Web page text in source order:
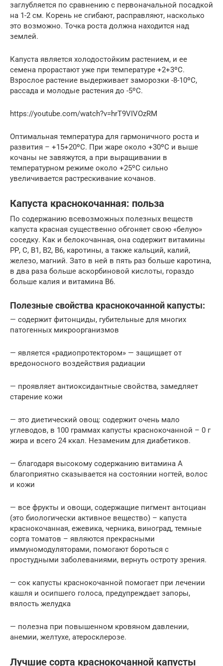
заглубляется по сравнению с первоначальной посадкой
на 1-2 см. Корень не сгибают, расправляют, насколько
это возможно. Точка роста должна находится над
землей.
Капуста является холодостойким растением, и ее
семена прорастают уже при температуре +2+3ºС.
Взрослое растение выдерживает заморозки -8-10ºС,
рассада и молодые растения до -5ºC.
https://youtube.com/watch?v=hrT9VIVOzRM
Оптимальная температура для гармоничного роста и
развития – +15+20ºС. При жаре около +30ºС и выше
кочаны не завяжутся, а при выращивании в
температурном режиме около +25ºС сильно
увеличивается растрескивание кочанов.
Капуста краснокочанная: польза
По содержанию всевозможных полезных веществ
капуста красная существенно обгоняет свою «белую»
соседку. Как и белокочанная, она содержит витамины
РР, С, В1, В2, В6, каротины, а также кальций, калий,
железо, магний. Зато в ней в пять раз больше каротина,
в два раза больше аскорбиновой кислоты, гораздо
больше калия и витамина В6.
Полезные свойства краснокочанной капусты:
— содержит фитонциды, губительные для многих
патогенных микроорганизмов
— является «радиопротектором» — защищает от
вредоносного воздействия радиации
— проявляет антиоксидантные свойства, замедляет
старение кожи
— это диетический овощ: содержит очень мало
углеводов, в 100 граммах капусты краснокочанной – 0 г
жира и всего 24 ккал. Незаменим для диабетиков.
— благодаря высокому содержанию витамина А
благоприятно сказывается на состоянии ногтей, волос
и кожи
— все фрукты и овощи, содержащие пигмент антоциан
(это биологически активное вещество) – капуста
краснокочанная, ежевика, черника, виноград, темные
сорта томатов – являются прекрасными
иммуномодуляторами, помогают бороться с
простудными заболеваниями, вернуть остроту зрения.
— сок капусты краснокочанной помогает при лечении
кашля и осипшего голоса, предупреждает запоры,
вялость желудка
— полезна при повышенном кровяном давлении,
анемии, желтухе, атеросклерозе.
Лучшие сорта краснокочанной капусты